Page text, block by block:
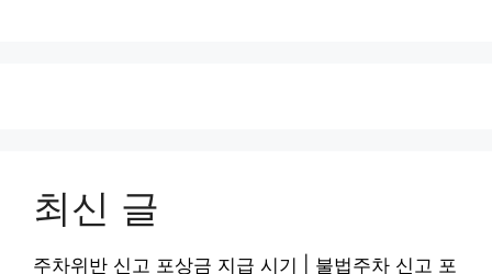
최신 글
주차위반 신고 포상금 지급 시기 | 불법주차 신고 포